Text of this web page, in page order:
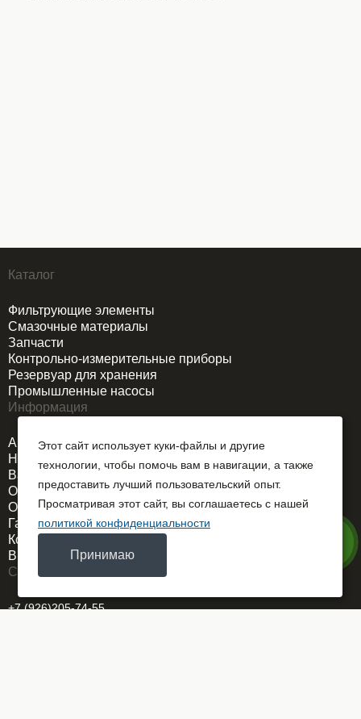
Каталог
Фильтрующие элементы
Смазочные материалы
Запчасти
Контрольно-измерительные приборы
Резервуар для хранения
Промышленные насосы
Информация
Акции
Новости
Вакансии
О компании
Оплата и доставка
Гарантия
Контакты
Выездной сервис
Связаться
+7 (926)205-74-55
Этот сайт использует куки-файлы и другие
технологии, чтобы помочь вам в навигации, а также
предоставить лучший пользовательский опыт.
Просматривая этот сайт, вы соглашаетесь с нашей
политикой конфиденциальности
Принимаю